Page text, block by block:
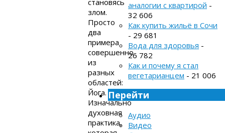
злом.
Просто
два
примера
совершенно
из
разных
областей:
Йога.
Изначально
духовная
практика,
аналогии с квартирой -
32 606
Как купить жильё в Сочи
- 29 681
Вода для здоровья -
26 782
Как и почему я стал
вегетарианцем - 21 006
Перейти
Аудио
Видео